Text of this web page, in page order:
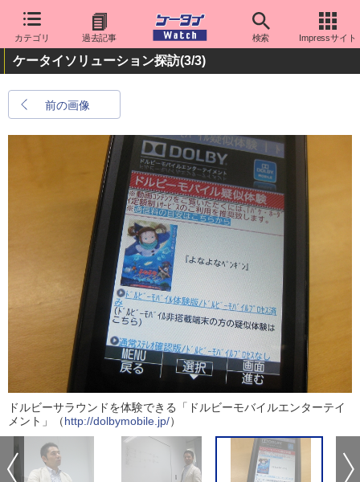
カテゴリ 過去記事 検索 Impressサイト
ケータイソリューション探訪(3/3)
前の画像
ドルビーサラウンドを体験できる「ドルビーモバイルエンターテイ
メント」（http://dolbymobile.jp/）